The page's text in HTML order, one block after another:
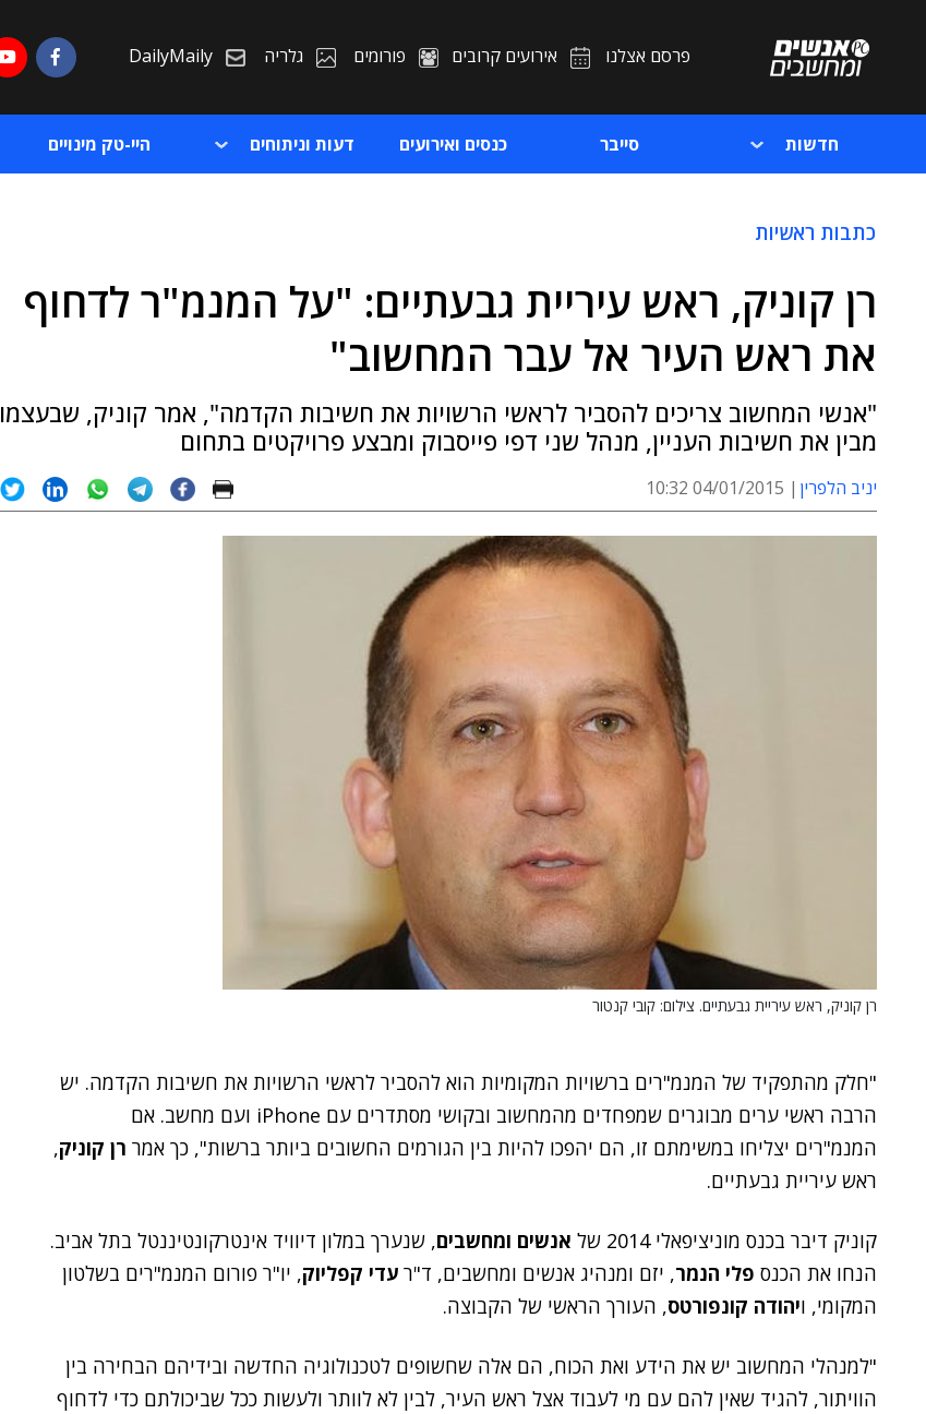
פרסם אצלנו אירועים קרובים פורומים גלריה DailyMaily
חדשות סייבר כנסים ואירועים דעות וניתוחים היי-טק מינויים
כתבות ראשיות
רן קוניק, ראש עיריית גבעתיים: "על המנמ"ר לדחוף
את ראש העיר אל עבר המחשוב"
"אנשי המחשוב צריכים להסביר לראשי הרשויות את חשיבות הקדמה", אמר קוניק, שבעצמו
מבין את חשיבות העניין, מנהל שני דפי פייסבוק ומבצע פרויקטים בתחום
יניב הלפרין 04/01/2015 10:32
רן קוניק, ראש עיריית גבעתיים. צילום: קובי קנטור
"חלק מהתפקיד של המנמ"רים ברשויות המקומיות הוא להסביר לראשי הרשויות את חשיבות הקדמה. יש
הרבה ראשי ערים מבוגרים שמפחדים מהמחשוב ובקושי מסתדרים עם iPhone ועם מחשב. אם
המנמ"רים יצליחו במשימתם זו, הם יהפכו להיות בין הגורמים החשובים ביותר ברשות", כך אמר רן קוניק,
ראש עיריית גבעתיים.
קוניק דיבר בכנס מוניציפאלי 2014 של אנשים ומחשבים, שנערך במלון דיוויד אינטרקונטיננטל בתל אביב.
הנחו את הכנס פלי הנמר, יזם ומנהיג אנשים ומחשבים, ד"ר עדי קפליוק, יו"ר פורום המנמ"רים בשלטון
המקומי, ויהודה קונפורטס, העורך הראשי של הקבוצה.
"למנהלי המחשוב יש את הידע ואת הכוח, הם אלה שחשופים לטכנולוגיה החדשה ובידיהם הבחירה בין
הוויתור, להגיד שאין להם עם מי לעבוד אצל ראש העיר, לבין לא לוותר ולעשות ככל שביכולתם כדי לדחוף